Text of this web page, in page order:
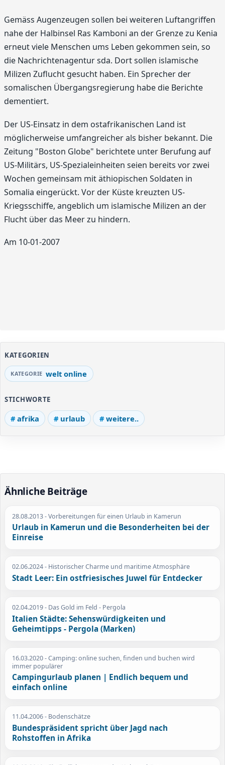
Gemäss Augenzeugen sollen bei weiteren Luftangriffen
nahe der Halbinsel Ras Kamboni an der Grenze zu Kenia
erneut viele Menschen ums Leben gekommen sein, so
die Nachrichtenagentur sda. Dort sollen islamische
Milizen Zuflucht gesucht haben. Ein Sprecher der
somalischen Übergangsregierung habe die Berichte
dementiert.
Der US-Einsatz in dem ostafrikanischen Land ist
möglicherweise umfangreicher als bisher bekannt. Die
Zeitung "Boston Globe" berichtete unter Berufung auf
US-Militärs, US-Spezialeinheiten seien bereits vor zwei
Wochen gemeinsam mit äthiopischen Soldaten in
Somalia eingerückt. Vor der Küste kreuzten US-
Kriegsschiffe, angeblich um islamische Milizen an der
Flucht über das Meer zu hindern.
Am 10-01-2007
KATEGORIEN
welt online
STICHWORTE
afrika urlaub weitere..
Ähnliche Beiträge
28.08.2013- Vorbereitungen für einen Urlaub in Kamerun
Urlaub in Kamerun und die Besonderheiten bei der
Einreise
02.06.2024- Historischer Charme und maritime Atmosphäre
Stadt Leer: Ein ostfriesisches Juwel für Entdecker
02.04.2019- Das Gold im Feld - Pergola
Italien Städte: Sehenswürdigkeiten und
Geheimtipps - Pergola (Marken)
16.03.2020- Camping: online suchen, finden und buchen wird
immer populärer
Campingurlaub planen | Endlich bequem und
einfach online
11.04.2006- Bodenschätze
Bundespräsident spricht über Jagd nach
Rohstoffen in Afrika